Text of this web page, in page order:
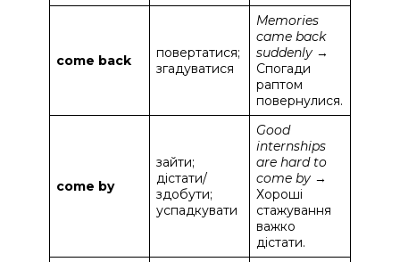
come back
повертатися;
згадуватися
Memories
came back
suddenly →
Спогади
раптом
повернулися.
come by
зайти;
дістати/
здобути;
успадкувати
Good
internships
are hard to
come by →
Хороші
стажування
важко
дістати.